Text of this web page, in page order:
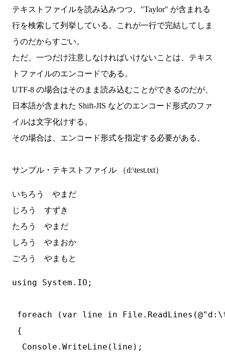
テキストファイルを読み込みつつ、"Taylor" が含まれる
行を検索して列挙している。これが一行で完結してしま
うのだからすごい。
ただ、一つだけ注意しなければいけないことは、テキス
トファイルのエンコードである。
UTF-8 の場合はそのまま読み込むことができるのだが、
日本語が含まれた Shift-JIS などのエンコード形式のファ
イルは文字化けする。
その場合は、エンコード形式を指定する必要がある。
サンプル・テキストファイル （d:\test.txt）
いちろう　やまだ
じろう　すずき
たろう　やまだ
しろう　やまおか
using System.IO;
foreach (var line in
{
  Console.WriteLine(line);